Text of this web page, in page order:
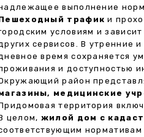
выполнение
трафик и
условиям и
сервисов. В утренние
время сохраняется
и доступностью
район
медицинские
территория
целом, жилой дом с